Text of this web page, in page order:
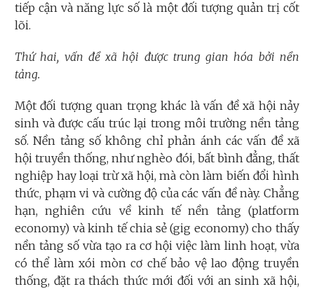
tiếp cận và năng lực số là một đối tượng quản trị cốt
lõi.
Thứ hai, vấn đề xã hội được trung gian hóa bởi nền
tảng.
Một đối tượng quan trọng khác là vấn đề xã hội nảy
sinh và được cấu trúc lại trong môi trường nền tảng
số. Nền tảng số không chỉ phản ánh các vấn đề xã
hội truyền thống, như nghèo đói, bất bình đẳng, thất
nghiệp hay loại trừ xã hội, mà còn làm biến đổi hình
thức, phạm vi và cường độ của các vấn đề này. Chẳng
hạn, nghiên cứu về kinh tế nền tảng (platform
economy) và kinh tế chia sẻ (gig economy) cho thấy
nền tảng số vừa tạo ra cơ hội việc làm linh hoạt, vừa
có thể làm xói mòn cơ chế bảo vệ lao động truyền
thống, đặt ra thách thức mới đối với an sinh xã hội,